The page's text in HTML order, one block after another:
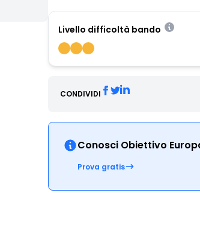
Livello difficoltà bando
CONDIVIDI
Conosci Obiettivo
Prova gratis